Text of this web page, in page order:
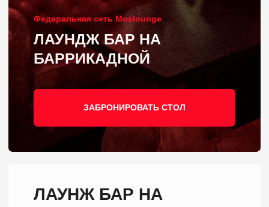
ЛАУНЖ БАР НА
САДОВОЙ
КУДРИНСКОЙ
Moslounge бар на Баррикадной,
расположен рядом с метро Баррикадная, в
от выхода №1 станции метро
Краснопресненская. Дойти пешком до
лауж-кафе от обеих станций метро можно
самостоятельного отдельно стоящего
здания, а сам вход осуществляется через